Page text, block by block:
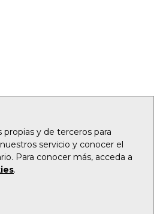
y de terceros para
servicio y conocer el
Para conocer más, acceda a
.